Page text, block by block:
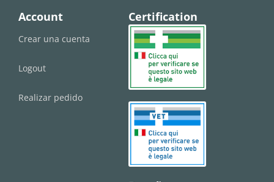
Account
Crear una cuenta
Logout
Realizar pedido
Certification